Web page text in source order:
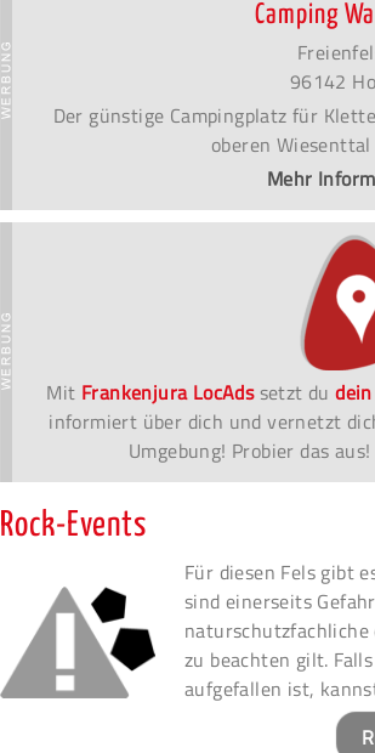
Camping
96142
Der günstige Campingplatz für
oberen
Mehr
Mit Frankenjura LocAdssetzt du
informiert über dich und vernetzt
Umgebung! Probier das
Rock-Events
Für diesen Fels gibt
sind einerseits
naturschutzfachliche
zu beachten gilt.
aufgefallen ist,